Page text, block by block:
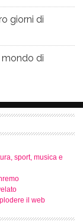
giorni di
mondo di
sport, musica e
il web